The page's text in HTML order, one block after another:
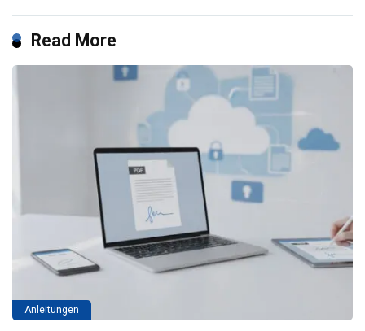
Read More
Anleitungen